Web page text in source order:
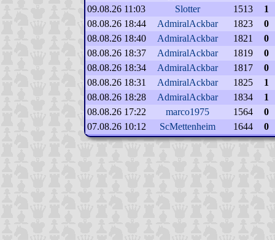
09.08.26 11:03
Slotter 1513
1
08.08.26 18:44
AdmiralAckbar 1823
0
08.08.26 18:40
AdmiralAckbar 1821
0
08.08.26 18:37
AdmiralAckbar 1819
0
08.08.26 18:34
AdmiralAckbar 1817
0
08.08.26 18:31
AdmiralAckbar 1825
1
08.08.26 18:28
AdmiralAckbar 1834
1
08.08.26 17:22
marco1975 1564
0
07.08.26 10:12
ScMettenheim 1644 0